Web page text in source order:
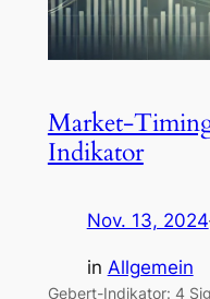
Market-
Indikator
Nov. 13, 2024
in Allgemein
Gebert-Indikator: 4